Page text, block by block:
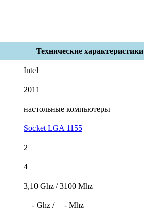
Технические характеристики
Intel
2011
настольные компьютеры
Socket LGA 1155
2
4
3,10 Ghz / 3100 Mhz
—- Ghz / —- Mhz